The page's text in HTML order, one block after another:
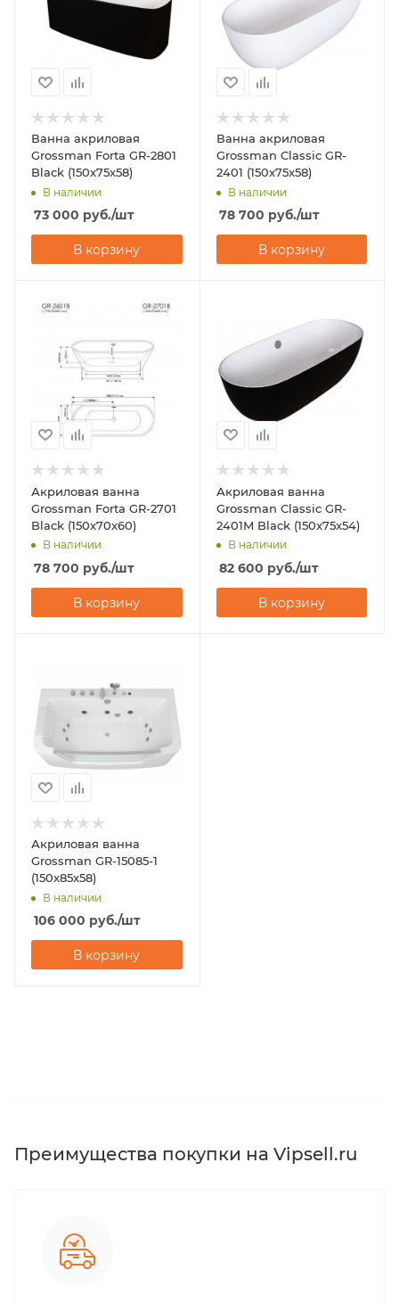
Ванна акриловая
Grossman Forta GR-2801
Black (150x75x58)
В наличии
73 000 руб./шт
В корзину
Ванна акриловая
Grossman Classic GR-
2401 (150x75x58)
В наличии
78 700 руб./шт
В корзину
Акриловая ванна
Grossman Forta GR-2701
Black (150x70x60)
В наличии
78 700 руб./шт
В корзину
Акриловая ванна
Grossman Classic GR-
2401M Black (150x75x54)
В наличии
82 600 руб./шт
В корзину
Акриловая ванна
Grossman GR-15085-1
(150x85x58)
В наличии
106 000 руб./шт
В корзину
Преимущества покупки на Vipsell.ru